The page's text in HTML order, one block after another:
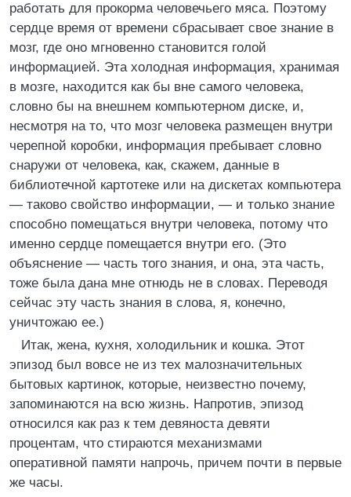
работать для прокорма человечьего мяса. Поэтому
сердце время от времени сбрасывает свое знание в
мозг, где оно мгновенно становится голой
информацией. Эта холодная информация, хранимая
в мозге, находится как бы вне самого человека,
словно бы на внешнем компьютерном диске, и,
несмотря на то, что мозг человека размещен внутри
черепной коробки, информация пребывает словно
снаружи от человека, как, скажем, данные в
библиотечной картотеке или на дискетах компьютера
— таково свойство информации, — и только знание
способно помещаться внутри человека, потому что
именно сердце помещается внутри его. (Это
объяснение — часть того знания, и она, эта часть,
тоже была дана мне отнюдь не в словах. Переводя
сейчас эту часть знания в слова, я, конечно,
уничтожаю ее.)
Итак, жена, кухня, холодильник и кошка. Этот
эпизод был вовсе не из тех малозначительных
бытовых картинок, которые, неизвестно почему,
запоминаются на всю жизнь. Напротив, эпизод
относился как раз к тем девяноста девяти
процентам, что стираются механизмами
оперативной памяти напрочь, причем почти в первые
же часы.